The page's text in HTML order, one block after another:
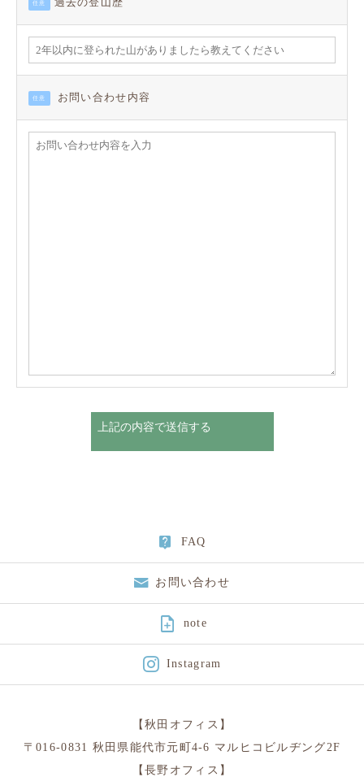
任意
任意 お問い合わせ内容
FAQ
お問い合わせ
 note
Instagram
【秋田オフィス】
〒016-0831 秋田県能代市元町4-6 マルヒコビルヂング2F
【長野オフィス】